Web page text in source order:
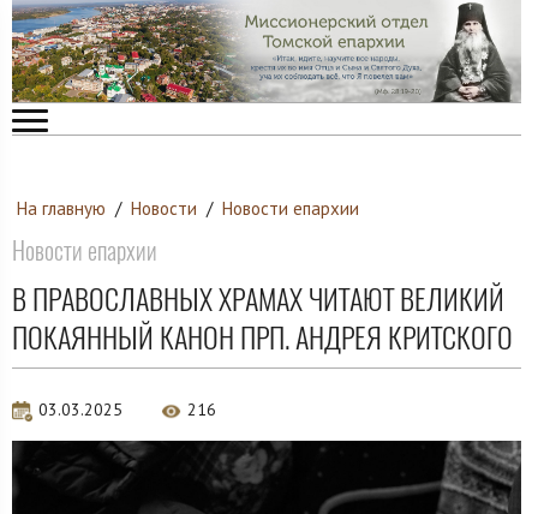
На главную / Новости / Новости епархии
Новости епархии
В ПРАВОСЛАВНЫХ ХРАМАХ ЧИТАЮТ ВЕЛИКИЙ
ПОКАЯННЫЙ КАНОН ПРП. АНДРЕЯ КРИТСКОГО
03.03.2025 216